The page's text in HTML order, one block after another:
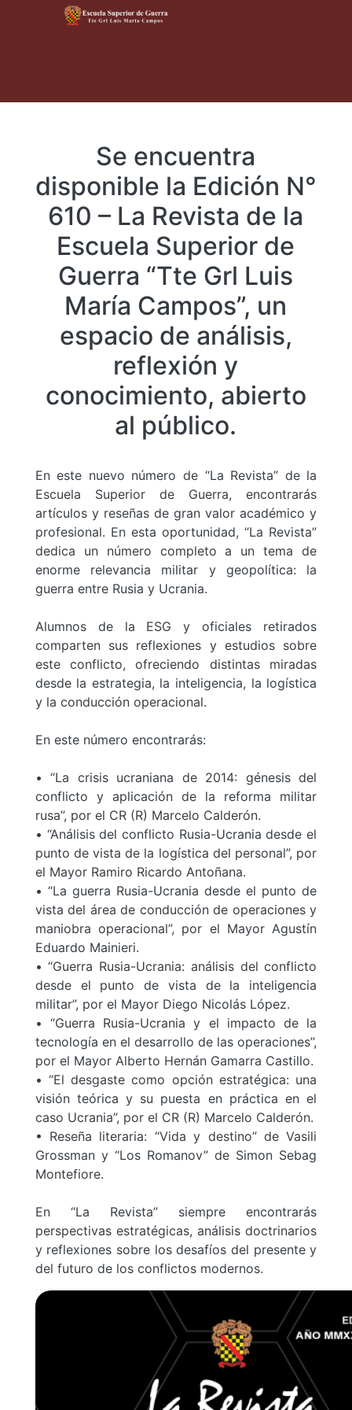
Se encuentra
disponible la Edición N°
610 – La Revista de la
Escuela Superior de
Guerra “Tte Grl Luis
María Campos”, un
espacio de análisis,
reflexión y
conocimiento, abierto
al público.
En este nuevo número de “La Revista” de la
Escuela Superior de Guerra, encontrarás
artículos y reseñas de gran valor académico y
profesional. En esta oportunidad, “La Revista”
dedica un número completo a un tema de
enorme relevancia militar y geopolítica: la
guerra entre Rusia y Ucrania.
Alumnos de la ESG y oficiales retirados
comparten sus reflexiones y estudios sobre
este conflicto, ofreciendo distintas miradas
desde la estrategia, la inteligencia, la logística
y la conducción operacional.
En este número encontrarás:
• “La crisis ucraniana de 2014: génesis del
conflicto y aplicación de la reforma militar
rusa”, por el CR (R) Marcelo Calderón.
• “Análisis del conflicto Rusia-Ucrania desde el
punto de vista de la logística del personal”, por
el Mayor Ramiro Ricardo Antoñana.
• “La guerra Rusia-Ucrania desde el punto de
vista del área de conducción de operaciones y
maniobra operacional”, por el Mayor Agustín
Eduardo Mainieri.
• “Guerra Rusia-Ucrania: análisis del conflicto
desde el punto de vista de la inteligencia
militar”, por el Mayor Diego Nicolás López.
• “Guerra Rusia-Ucrania y el impacto de la
tecnología en el desarrollo de las operaciones”,
por el Mayor Alberto Hernán Gamarra Castillo.
• “El desgaste como opción estratégica: una
visión teórica y su puesta en práctica en el
caso Ucrania”, por el CR (R) Marcelo Calderón.
• Reseña literaria: “Vida y destino” de Vasili
Grossman y “Los Romanov” de Simon Sebag
Montefiore.
En “La Revista” siempre encontrarás
perspectivas estratégicas, análisis doctrinarios
y reflexiones sobre los desafíos del presente y
del futuro de los conflictos modernos.